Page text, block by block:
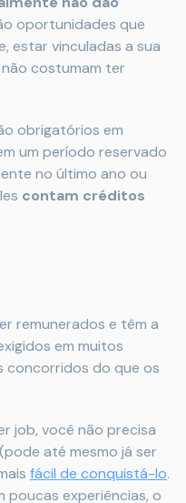
oportunidades que
estar vinculadas a sua
costumam ter
obrigatórios em
um período reservado
no último ano ou
contam créditos
remunerados e têm a
em muitos
concorridos do que os
job, você não precisa
até mesmo já ser
fácil de conquistá-lo.
poucas experiências, o